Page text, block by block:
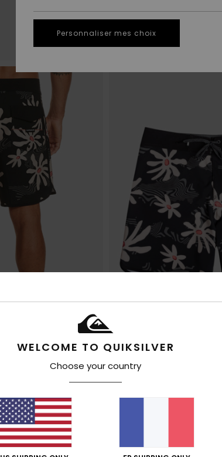
WELCOME TO QUIKSILVER
Choose your country
Personnaliser mes choix